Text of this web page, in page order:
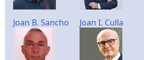
Joan B. Sancho Joan I. Culla